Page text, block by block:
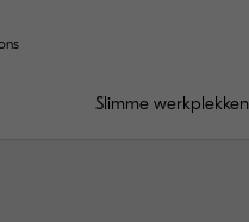
Slimme werkplekken